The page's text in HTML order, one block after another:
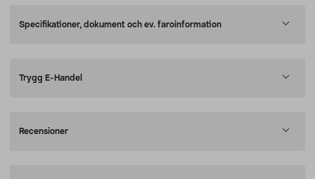
Specifikationer, dokument och ev. faroinformation
Trygg E-Handel
Recensioner